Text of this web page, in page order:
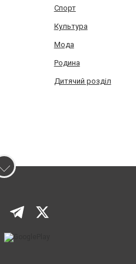
Спорт
Культура
Мода
Родина
Дитячий розділ